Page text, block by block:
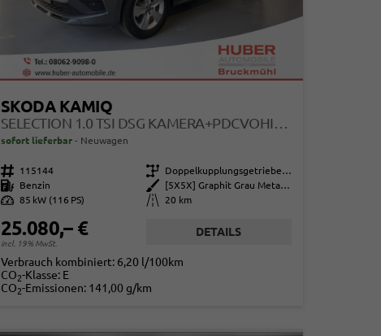
SKODA KAMIQ
SELECTION 1.0 TSI DSG KAMERA+PDCVOHI+SITZHEIZUNG+APPCONNECT+SUNSET+ALU16
sofort lieferbar Neuwagen
Fahrzeugnr. 115144 Getriebe
Doppelkupplungsgetriebe (DSG)
Kraftstoff
Benzin Außenfarbe
[5X5X] Graphit Grau Metallic
Leistung 85 kW (116 PS) Kilometerstand 20 km
25.080,– €
incl. 19% MwSt.
DETAILS
Verbrauch kombiniert: 6,20 l/100km
CO2-Klasse: E
CO2-Emissionen: 141,00 g/km